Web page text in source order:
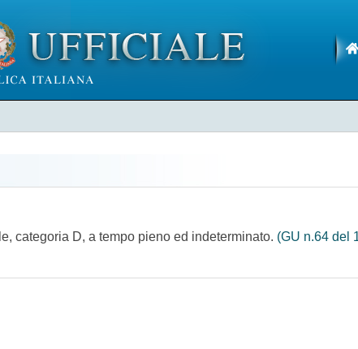
categoria D, a tempo pieno ed indeterminato. (GU n.64 del